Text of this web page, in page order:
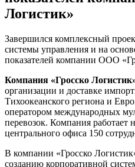
Логистик»
Завершился комплексный
системы управления и на
показателей компании ООО
Компания «Гросско
организации и доставке
Тихоокеанского региона и
оператором международных
перевозок. Компания работает
центрального офиса 150
В компании «Гросско
созданию корпоративной